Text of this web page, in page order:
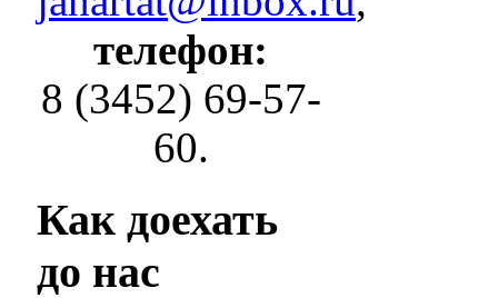
телефон:
8 (3452) 69-57-
60.
Как доехать
до нас